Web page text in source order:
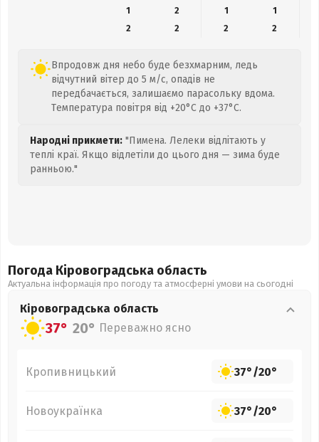
1
2 1
1
2
2 2 2
Впродовж дня небо буде безхмарним, ледь
відчутний вітер до 5 м/с, опадів не
передбачається, залишаємо парасольку вдома.
Температура повітря від +20°C до +37°C.
Народні прикмети: "Пимена. Лелеки відлітають у
теплі краї. Якщо відлетіли до цього дня — зима буде
ранньою."
Погода Кіровоградська область
Актуальна інформація про погоду та атмосферні умови на сьогодні
Кіровоградська область
37° 20° Переважно ясно
Кропивницький 37°/20°
Новоукраїнка 37°/20°